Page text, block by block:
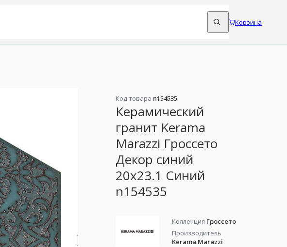
Корзина
Код товара n154535
Керамический
гранит Kerama
Marazzi Гроссето
Декор синий
20x23.1 Синий
n154535
Коллекция Гроссето
Производитель
Kerama Marazzi